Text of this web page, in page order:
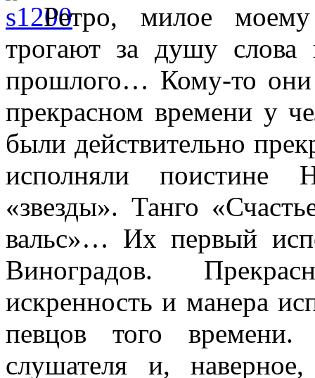
Ретро, милое
трогают за душу слова
прошлого… Кому-то
прекрасном времени у
были действительно
исполняли
«звезды». Танго
вальс»… Их первый
Виноградов.
искренность и манера
певцов того
слушателя и,